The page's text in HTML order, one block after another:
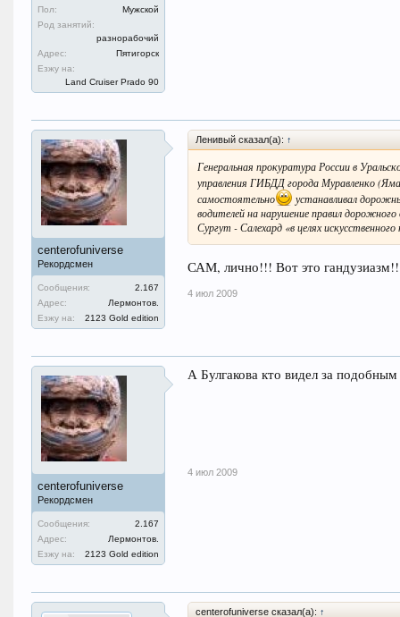
Пол:
Мужской
Род занятий:
разнорабочий
Адрес:
Пятигорск
Езжу на:
Land Cruiser Prado 90
centerofuniverse
Рекордсмен
Сообщения:
2.167
Адрес:
Лермонтов.
Езжу на:
2123 Gold edition
Ленивый сказал(а): ↑
Генеральная прокуратура России в
управления ГИБДД города Муравленко
самостоятельно
устанавливал
водителей на нарушение правил
Сургут - Салехард «в целях
САМ, лично!!! Вот это
4 июл 2009
centerofuniverse
Рекордсмен
Сообщения:
2.167
Адрес:
Лермонтов.
Езжу на:
2123 Gold edition
А Булгакова кто видел за подобным
4 июл 2009
centerofuniverse сказал(а): ↑